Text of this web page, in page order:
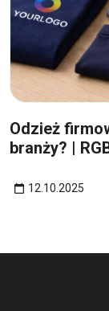
Odzież
branży? |
12.10.2025